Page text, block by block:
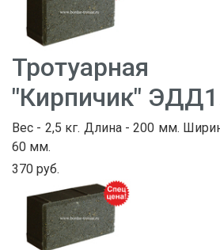
"Кирпичик"
Вес - 2,5 кг. Длина - 200 мм.
60 мм.
370 руб.